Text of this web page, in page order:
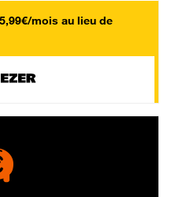
mois au lieu de